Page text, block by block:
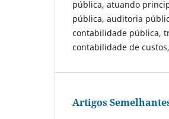
pública, atuando
pública, auditoria
contabilidade pública,
contabilidade de
Artigos